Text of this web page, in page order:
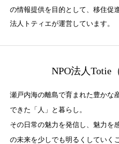
の情報提供を目的として、移住促
法人トティエが運営しています。
NPO法人Totie
瀬戸内海の離島で育まれた豊かな
できた「人」と暮らし。
その日常の魅力を発信し、魅力を
の未来を少しでも明るくしていく